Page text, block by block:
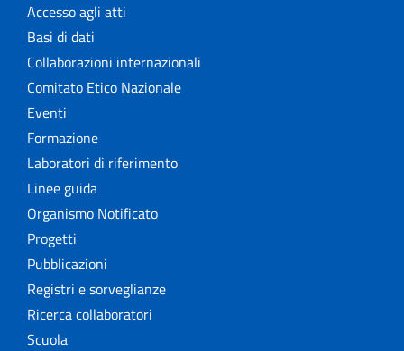
Accesso agli atti
Basi di dati
Collaborazioni internazionali
Comitato Etico Nazionale
Eventi
Formazione
Laboratori di riferimento
Linee guida
Organismo Notificato
Progetti
Pubblicazioni
Registri e sorveglianze
Ricerca collaboratori
Scuola